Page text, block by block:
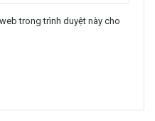
trong trình duyệt này cho